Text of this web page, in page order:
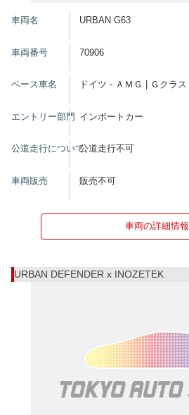
車両名 URBAN G63
車両番号 70906
ベース車名 ドイツ - ＡＭＧ | Ｇクラス
エントリー部門 インポートカー
公道走行について公道走行不可
車両販売 販売不可
車両の詳細情報
URBAN DEFENDER x INOZETEK